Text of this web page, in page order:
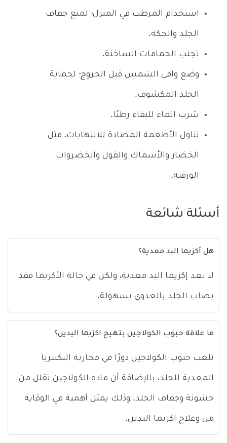
استخدام المرطب في المنزل؛ لمنع جفاف
الجلد والحكة.
تجنب الحمامات الساخنة.
وضع واقي الشمس قبل الخروج؛ لحماية
الجلد المكشوف.
شرب الماء للبقاء رطبًا.
تناول الأطعمة المضادة للالتهابات، مثل
الخضار والأسماك والفول والخضروات
الورقية.
أسئلة شائعة
هل أكزيما اليد معدية؟
لا تعد إكزيما اليد معدية، ولكن في حالة الأكزيما فقد
يصاب الجلد بالعدوى بسهولة.
ما علاقة حبوب الكولاجين بتهيج اكزيما اليدين؟
تلعب حبوب الكولاجين دورًا في محاربة البكتيريا
المعدية للجلد، بالإضافة أن مادة الكولاجين تقلل من
خشونة وجفاف الجلد. وذلك يمثل أهمية في الوقاية
من وعلاج اكزيما اليدين.